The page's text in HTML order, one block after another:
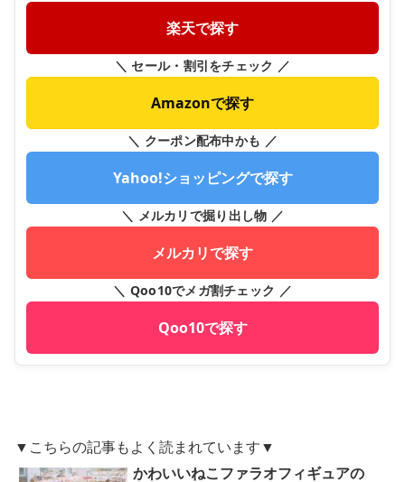
楽天で探す
＼ セール・割引をチェック ／
Amazonで探す
＼ クーポン配布中かも ／
Yahoo!ショッピングで探す
＼ メルカリで掘り出し物 ／
メルカリで探す
＼ Qoo10でメガ割チェック ／
Qoo10で探す
▼こちらの記事もよく読まれています▼
かわいいねこファラオフィギュアの